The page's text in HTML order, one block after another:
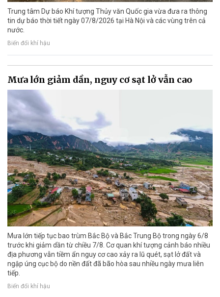
Trung tâm Dự báo Khí tượng Thủy văn Quốc gia vừa đưa ra thông
tin dự báo thời tiết ngày 07/8/2026 tại Hà Nội và các vùng trên cả
nước.
Biến đổi khí hậu
Mưa lớn giảm dần, nguy cơ sạt lở vẫn cao
Mưa lớn tiếp tục bao trùm Bắc Bộ và Bắc Trung Bộ trong ngày 6/8
trước khi giảm dần từ chiều 7/8. Cơ quan khí tượng cảnh báo nhiều
địa phương vẫn tiềm ẩn nguy cơ cao xảy ra lũ quét, sạt lở đất và
ngập úng cục bộ do nền đất đã bão hòa sau nhiều ngày mưa liên
tiếp.
Biến đổi khí hậu